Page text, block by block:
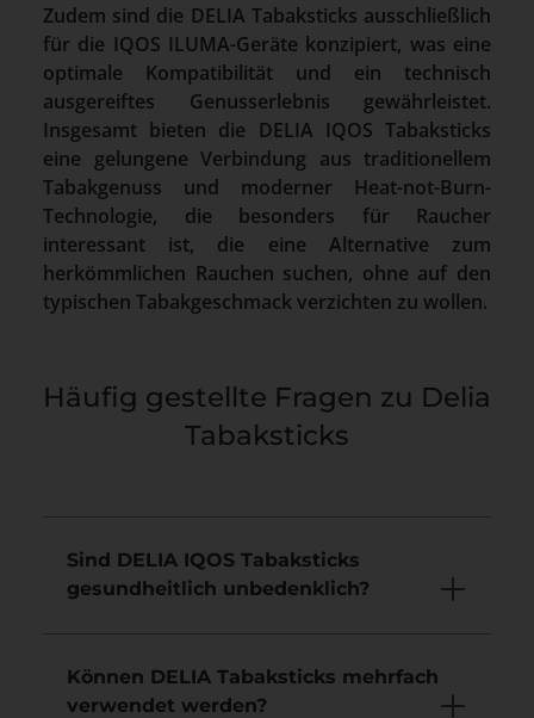
Zudem sind die DELIA Tabaksticks ausschließlich
für die IQOS ILUMA-Geräte konzipiert, was eine
optimale Kompatibilität und ein technisch
ausgereiftes Genusserlebnis gewährleistet.
Insgesamt bieten die DELIA IQOS Tabaksticks
eine gelungene Verbindung aus traditionellem
Tabakgenuss und moderner Heat-not-Burn-
Technologie, die besonders für Raucher
interessant ist, die eine Alternative zum
herkömmlichen Rauchen suchen, ohne auf den
typischen Tabakgeschmack verzichten zu wollen.
Häufig gestellte Fragen zu Delia
Tabaksticks
Sind DELIA IQOS Tabaksticks
gesundheitlich unbedenklich?
Können DELIA Tabaksticks mehrfach
verwendet werden?